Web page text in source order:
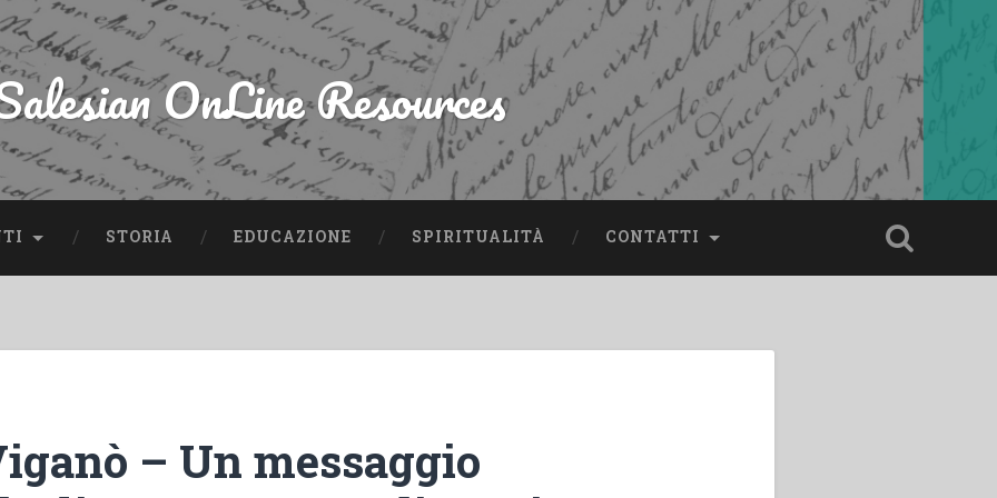
OnLine Resources
STORIA EDUCAZIONE SPIRITUALITÀ CONTATTI
– Un messaggio